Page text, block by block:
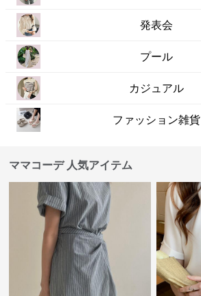
発表会
プール
カジュアル
ファッション雑貨
ママコーデ 人気アイテム